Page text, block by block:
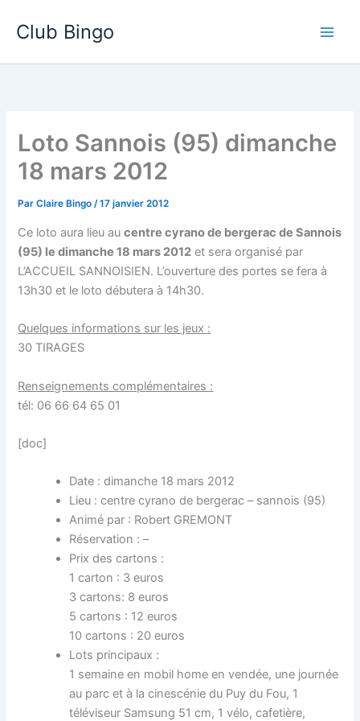
Club Bingo
Loto Sannois (95) dimanche
18 mars 2012
ParClaire Bingo/17 janvier 2012
Ce loto aura lieu aucentre cyrano de bergerac de Sannois
(95) le dimanche 18 mars 2012 et sera organisé par
L’ACCUEIL SANNOISIEN. L’ouverture des portes se fera à
13h30 et le loto débutera à 14h30.
Quelques informations sur les jeux :
30 TIRAGES
Renseignements complémentaires :
tél: 06 66 64 65 01
[doc]
Date : dimanche 18 mars 2012
Lieu : centre cyrano de bergerac – sannois (95)
Animé par : Robert GREMONT
Réservation : –
Prix des cartons :
1 carton : 3 euros
3 cartons: 8 euros
5 cartons : 12 euros
10 cartons : 20 euros
Lots principaux :
1 semaine en mobil home en vendée, une journée
au parc et à la cinescénie du Puy du Fou, 1
téléviseur Samsung 51 cm, 1 vélo, cafetière,